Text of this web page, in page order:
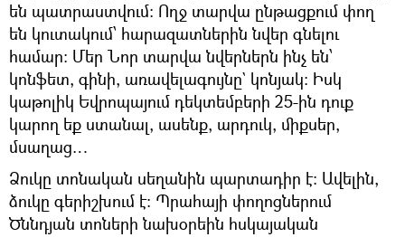
են պատրաստվում։ Ողջ տարվա ընթացքում փող
են կուտակում՝ հարազատներին նվեր գնելու
համար։ Մեր Նոր տարվա նվերներն ինչ են՝
կոնֆետ, գինի, առավելագույնը` կոնյակ։ Իսկ
կաթոլիկ Եվրոպայում դեկտեմբերի 25-ին դուք
կարող եք ստանալ, ասենք, արդուկ, միքսեր,
մսաղաց…
Ձուկը տոնական սեղանին պարտադիր է։ Ավելին,
ձուկը գերիշխում է։ Պրահայի փողոցներում
Ծննդյան տոների նախօրեին հսկայական